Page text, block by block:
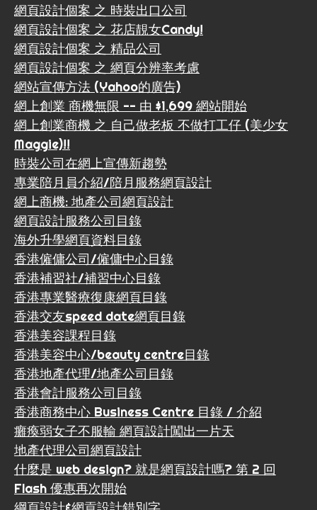
網頁設計個案 之 時裝出口公司
網頁設計個案 之 花店靚女Candy!
網頁設計個案 之 精品公司
網頁設計個案 之 網頁分辨率考慮
網站宣傳方法 (Yahoo的廣告)
網上創業 商機無限 -- 由 $1,699 網站開始
網上創業商機 之 自己做老板 不做打工仔 (美少女
Maggie)!!
時裝公司在網上宣傳新趨勢
專業陪月員介紹/陪月服務網頁設計
網上商機: 地產公司網頁設計
網頁設計服務公司目錄
海外升學網頁資料目錄
香港僱傭公司/僱傭中心目錄
香港補習社/補習中心目錄
香港專業醫療復康網頁目錄
香港交友speed date網頁目錄
香港美容課程目錄
香港美容中心/beauty centre目錄
香港地產代理/地產公司目錄
香港會計服務公司目錄
香港商務中心 Business Centre 目錄 / 介紹
癱瘓弱女子不服輸 網頁設計闖出一片天
地產代理公司網頁設計
什麼是 web design? 就是網頁設計嗎? 第 2 回
Flash 優惠再次開始